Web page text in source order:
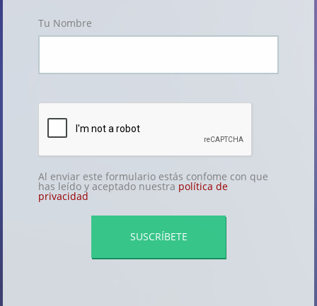
Tu Nombre
Al enviar este formulario estás confome con que
has leído y aceptado nuestra política de
privacidad